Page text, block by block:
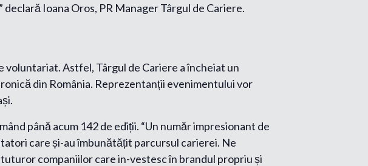
Ioana Oros, PR Manager Târgul de Cariere.
voluntariat. Astfel, Târgul de Cariere a încheiat un
din România. Reprezentanții evenimentului vor
până acum 142 de ediții. “Un număr impresionant de
care și-au îmbunătățit parcursul carierei. Ne
companiilor care in-vestesc în brandul propriu și